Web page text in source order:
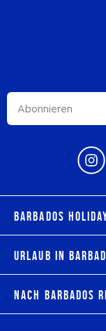
Barbados
Urlaub in
Nach Barbados